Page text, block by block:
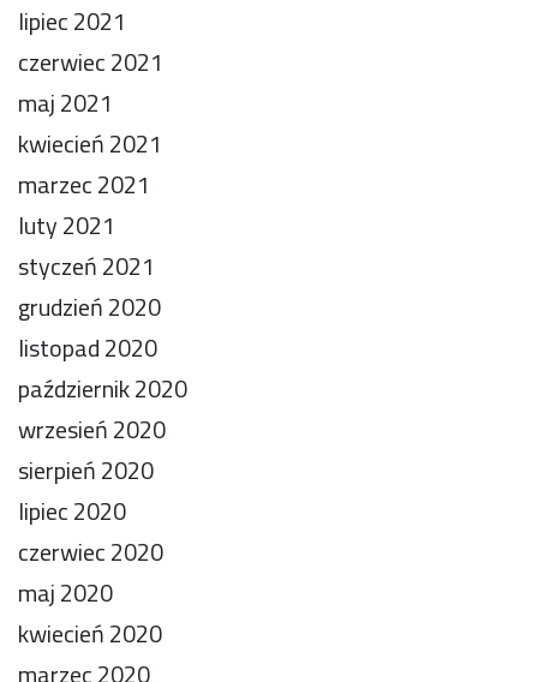
lipiec 2021
czerwiec 2021
maj 2021
kwiecień 2021
marzec 2021
luty 2021
styczeń 2021
grudzień 2020
listopad 2020
październik 2020
wrzesień 2020
sierpień 2020
lipiec 2020
czerwiec 2020
maj 2020
kwiecień 2020
marzec 2020